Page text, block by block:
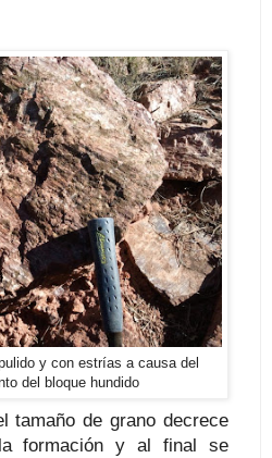
y con estrías a causa del
del bloque hundido
tamaño de grano decrece
formación y al final se